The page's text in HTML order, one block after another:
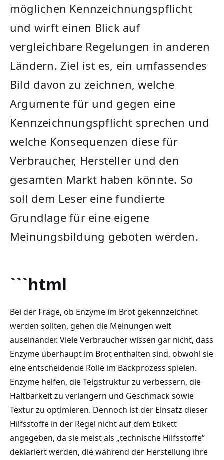
möglichen Kennzeichnungspflicht
und wirft ⁣einen Blick auf
vergleichbare Regelungen in anderen⁢
Ländern. Ziel ist ‍es, ein umfassendes⁣
Bild davon zu zeichnen, welche
Argumente⁤ für und ‍gegen eine
Kennzeichnungspflicht sprechen und
⁤welche Konsequenzen diese für
Verbraucher, Hersteller und ‌den
gesamten ⁣Markt haben ​könnte. So
soll dem Leser eine fundierte
Grundlage für eine‌ eigene
Meinungsbildung geboten werden.
```html
Bei der Frage, ob Enzyme im Brot gekennzeichnet
werden sollten, gehen die Meinungen weit
auseinander. Viele Verbraucher wissen gar nicht, dass
Enzyme überhaupt im Brot enthalten sind, obwohl sie
eine entscheidende Rolle ⁣im ⁤Backprozess spielen.
Enzyme⁤ helfen, ‌die Teigstruktur zu verbessern, die
Haltbarkeit zu verlängern und Geschmack sowie
Textur zu optimieren. Dennoch ist der Einsatz ⁢dieser
Hilfsstoffe in der Regel ⁢nicht ⁤auf dem ⁤Etikett
angegeben, da sie meist als ⁤„technische Hilfsstoffe“​
deklariert werden, die während der Herstellung ihre